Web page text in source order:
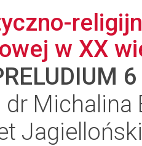
w XX
6
dr Michalina